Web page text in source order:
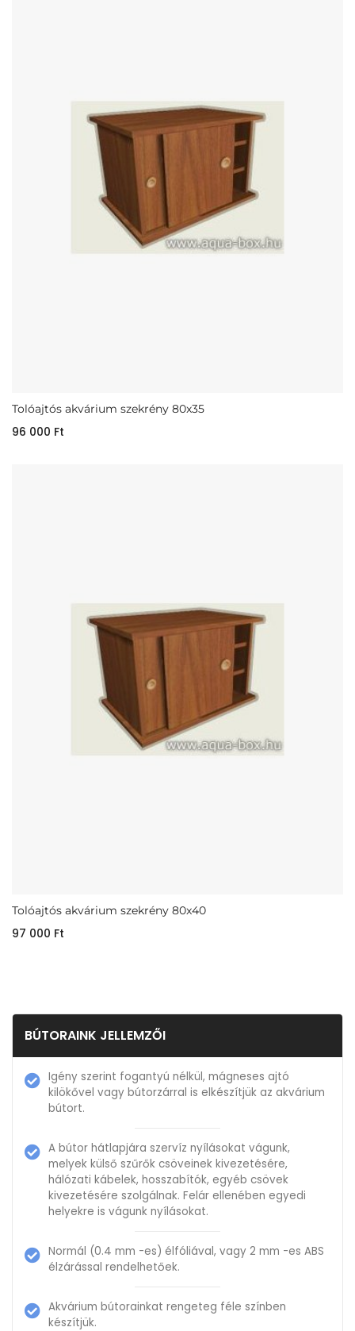
Tolóajtós akvárium szekrény 80x35
96 000 Ft
Tolóajtós akvárium szekrény 80x40
97 000 Ft
BÚTORAINK JELLEMZŐI
Igény szerint fogantyú nélkül, mágneses ajtó
kilökővel vagy bútorzárral is elkészítjük az akvárium
bútort.
A bútor hátlapjára szervíz nyílásokat vágunk,
melyek külső szűrők csöveinek kivezetésére,
hálózati kábelek, hosszabítók, egyéb csövek
kivezetésére szolgálnak. Felár ellenében egyedi
helyekre is vágunk nyílásokat.
Normál (0.4 mm -es) élfóliával, vagy 2 mm -es ABS
élzárással rendelhetőek.
Akvárium bútorainkat rengeteg féle színben
készítjük.